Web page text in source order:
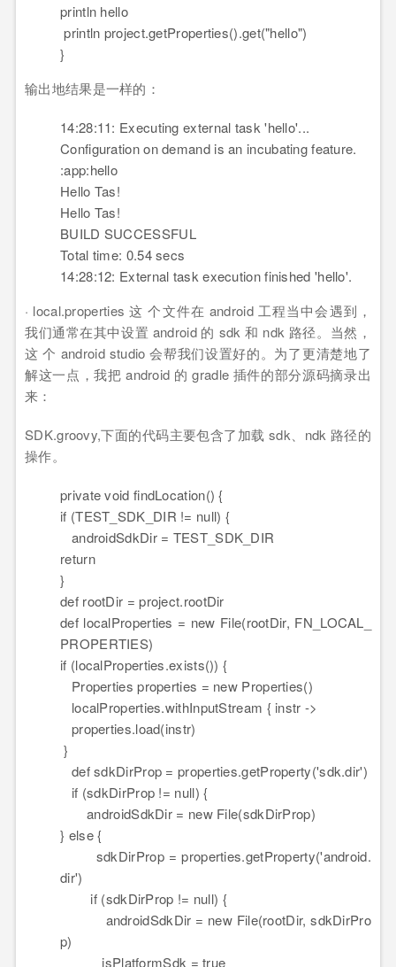
println hello
println project.getProperties().get("hello")
}
输出地结果是一样的：
14:28:11: Executing external task 'hello'...
Configuration on demand is an incubating feature.
:app:hello
Hello Tas!
Hello Tas!
BUILD SUCCESSFUL
Total time: 0.54 secs
14:28:12: External task execution finished 'hello'.
· local.properties 这 个文件在 android 工程当中会遇到，
我们通常在其中设置 android 的 sdk 和 ndk 路径。当然，
这 个 android studio 会帮我们设置好的。为了更清楚地了
解这一点，我把 android 的 gradle 插件的部分源码摘录出
来：
SDK.groovy,下面的代码主要包含了加载 sdk、ndk 路径的
操作。
private void findLocation() {
if (TEST_SDK_DIR != null) {
androidSdkDir= TEST_SDK_DIR
return
}
def rootDir =project.rootDir
def localProperties = new File(rootDir, FN_LOCAL_
PROPERTIES)
if (localProperties.exists()) {
Propertiesproperties = new Properties()
localProperties.withInputStream { instr ->
properties.load(instr)
}
defsdkDirProp =properties.getProperty('sdk.dir')
if (sdkDirProp != null) {
androidSdkDir = newFile(sdkDirProp)
} else {
sdkDirProp=properties.getProperty('android.
dir')
if (sdkDirProp != null) {
androidSdkDir = new File(rootDir, sdkDirPro
p)
isPlatformSdk =true